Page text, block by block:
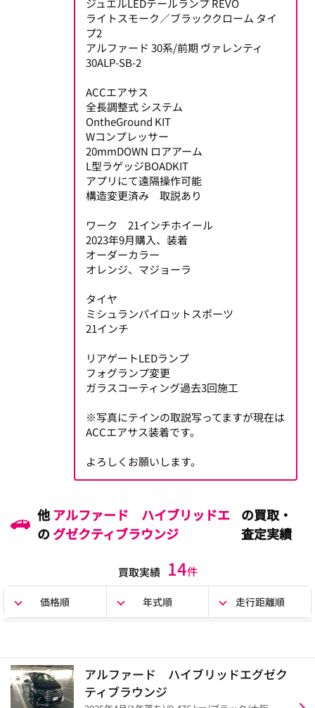
ジュエルLEDテールランプ REVO
ライトスモーク／ブラッククローム タイ
プ2
アルファード 30系/前期 ヴァレンティ
30ALP-SB-2
ACCエアサス
全長調整式 システム
OntheGround KIT
Wコンプレッサー
20mmDOWN ロアアーム
L型ラゲッジBOADKIT
アプリにて遠隔操作可能
構造変更済み 取説あり
ワーク 21インチホイール
2023年9月購入、装着
オーダーカラー
オレンジ、マジョーラ
タイヤ
ミシュランパイロットスポーツ
21インチ
リアゲートLEDランプ
フォグランプ変更
ガラスコーティング過去3回施工
※写真にテインの取説写ってますが現在は
ACCエアサス装着です。
よろしくお願いします。
他
の
アルファード ハイブリッドエ
グゼクティブラウンジ
の買取・
査定実績
買取実績 14件
価格順 年式順 走行距離順
アルファード ハイブリッドエグゼク
ティブラウンジ